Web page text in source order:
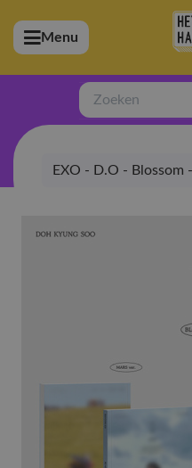
(Artiesten)
(Merchandise)
(Exclusive)
(Winkel)
Menu
Zoeken
EXO - D.O - Blossom